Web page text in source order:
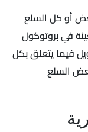
أو كل السلع
في بروتوكول
فيما يتعلق بكل
السلع